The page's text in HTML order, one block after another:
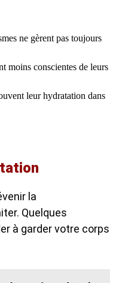
ne gèrent pas toujours
moins conscientes de leurs
leur hydratation dans
la
Quelques
à garder votre corps